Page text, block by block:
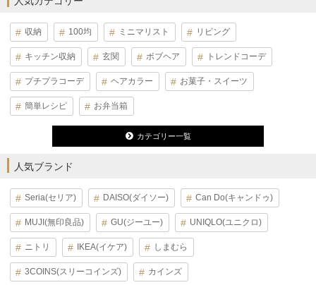
収納 100均 ミニマリスト リビング
キッチン収納 玄関 ボブヘア トレンドコーデ
プチプラコーデ ヘアカラー お菓子・スイーツ
簡単レシピ お弁当箱
カテゴリー一覧
人気ブランド
Seria(セリア) DAISO(ダイソー) Can Do(キャンドゥ)
MUJI(無印良品) GU(ジーユー) UNIQLO(ユニクロ)
ニトリ IKEA(イケア) しまむら
3COINS(スリーコインズ) カインズ